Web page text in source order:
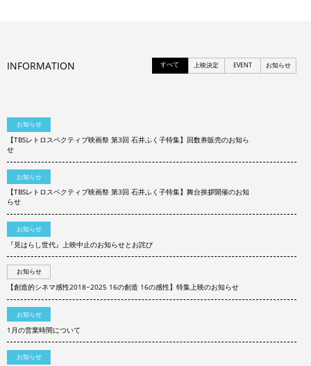
INFORMATION すべて 上映決定 EVENT お知らせ
お知らせ
【TBSレトロスペクティブ映画祭 第3回 石井ふく子特集】回数券販売のお知ら
せ
お知らせ
【TBSレトロスペクティブ映画祭 第3回 石井ふく子特集】舞台挨拶開催のお知
らせ
お知らせ
『見はらし世代』上映中止のお知らせとお詫び
お知らせ
【創造的シネマ感性2018−2025 16の創造 16の感性】特集上映のお知らせ
お知らせ
1月の営業時間について
お知らせ